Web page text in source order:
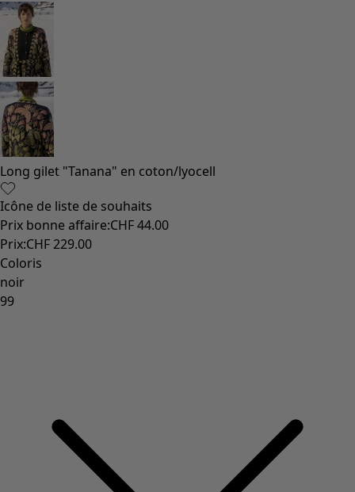
Long gilet "Tanana" en coton/lyocell
Icône de liste de souhaits
Prix bonne affaire:CHF 44.00
Prix:CHF 229.00
Coloris
noir
99